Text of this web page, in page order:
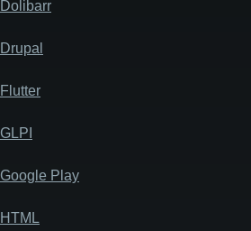
Dolibarr
Drupal
Flutter
GLPI
Google Play
HTML